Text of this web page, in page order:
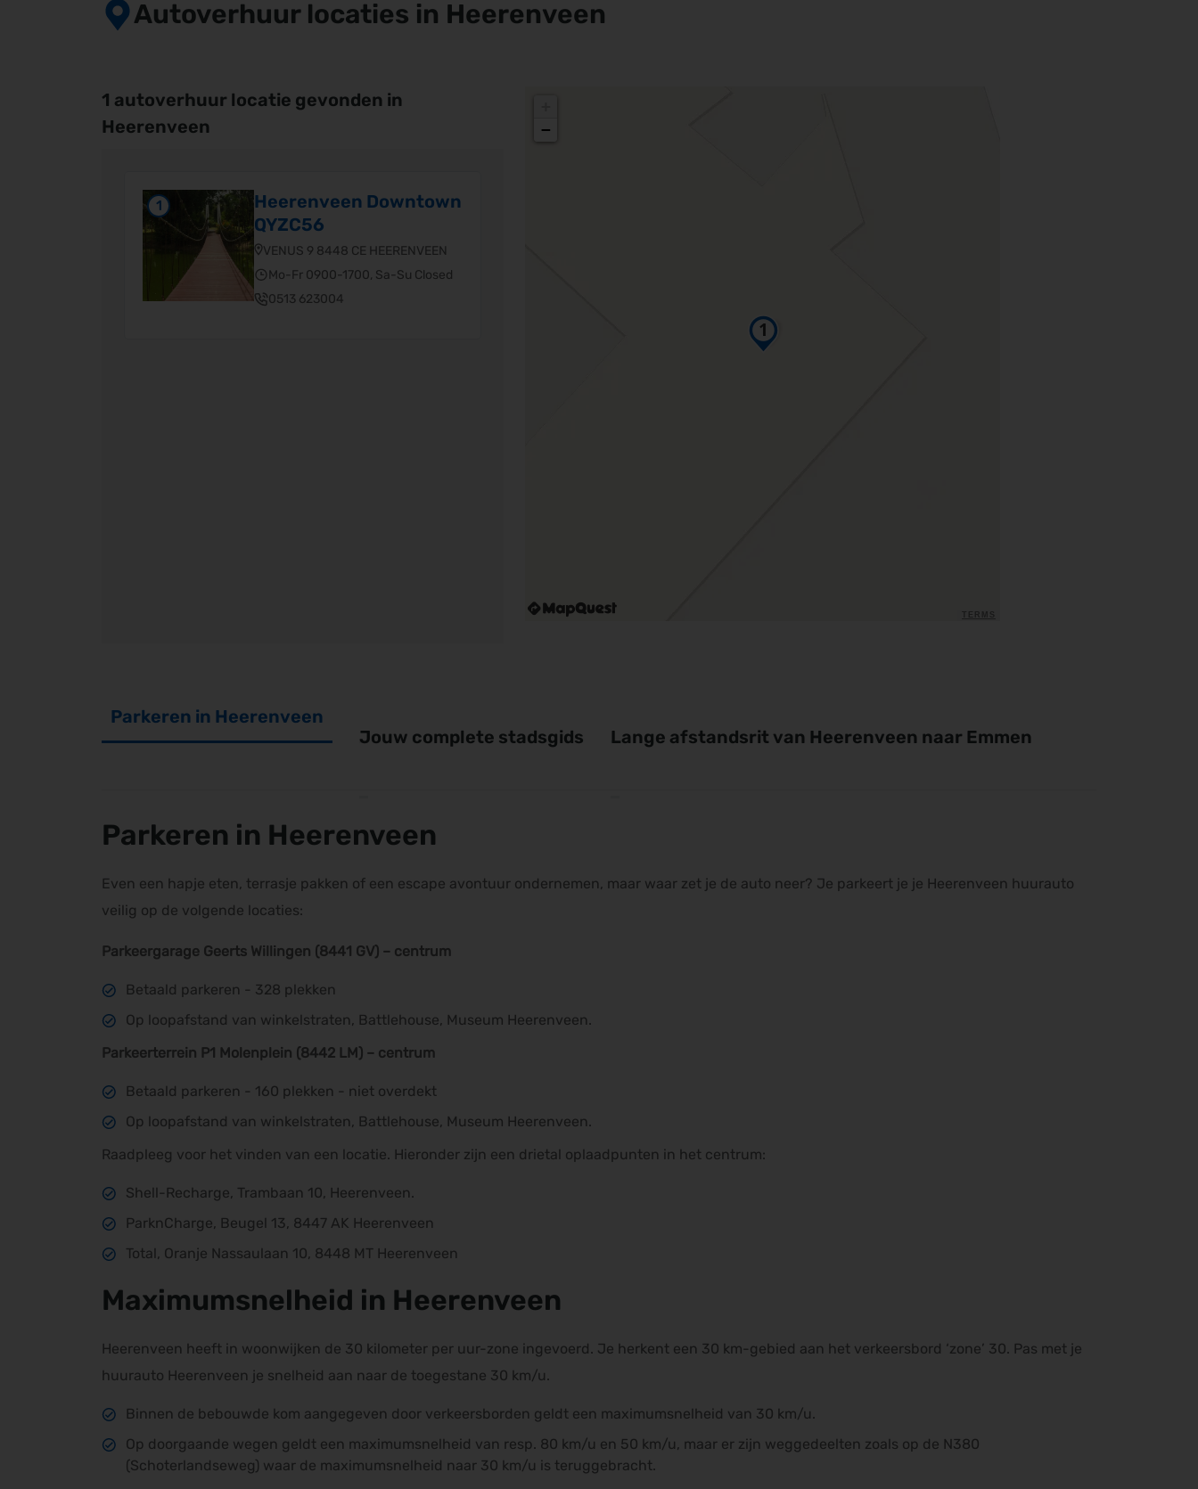
Autoverhuur locaties in Heerenveen
1 autoverhuur locatie gevonden in
Heerenveen
1
Heerenveen Downtown
QYZC56
VENUS 9 8448 CE HEERENVEEN
Mo-Fr 0900-1700, Sa-Su Closed
0513 623004
−
Parkeren in Heerenveen
Jouw complete stadsgids
Lange afstandsrit van Heerenveen naar Emmen
Parkeren in Heerenveen
Even een hapje eten, terrasje pakken of een escape avontuur ondernemen, maar waar zet je de auto neer? Je parkeert je je Heerenveen huurauto
veilig op de volgende locaties:
Parkeergarage Geerts Willingen (8441 GV) – centrum
Betaald parkeren - 328 plekken
Op loopafstand van winkelstraten, Battlehouse, Museum Heerenveen.
Parkeerterrein P1 Molenplein (8442 LM) – centrum
Betaald parkeren - 160 plekken - niet overdekt
Op loopafstand van winkelstraten, Battlehouse, Museum Heerenveen.
Raadpleeg voor het vinden van een locatie. Hieronder zijn een drietal oplaadpunten in het centrum:
Shell-Recharge, Trambaan 10, Heerenveen.
ParknCharge, Beugel 13, 8447 AK Heerenveen
Total, Oranje Nassaulaan 10, 8448 MT Heerenveen
Maximumsnelheid in Heerenveen
Heerenveen heeft in woonwijken de 30 kilometer per uur-zone ingevoerd. Je herkent een 30 km-gebied aan het verkeersbord ‘zone’ 30. Pas met je
huurauto Heerenveen je snelheid aan naar de toegestane 30 km/u.
Binnen de bebouwde kom aangegeven door verkeersborden geldt een maximumsnelheid van 30 km/u.
Op doorgaande wegen geldt een maximumsnelheid van resp. 80 km/u en 50 km/u, maar er zijn weggedeelten zoals op de N380
(Schoterlandseweg) waar de maximumsnelheid naar 30 km/u is teruggebracht.